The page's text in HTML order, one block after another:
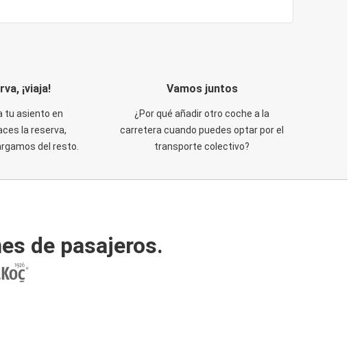
¡viaja!
tu asiento en
la reserva,
del resto.
Vamos juntos
¿Por qué añadir otro coche a la
carretera cuando puedes optar por el
transporte colectivo?
de pasajeros.